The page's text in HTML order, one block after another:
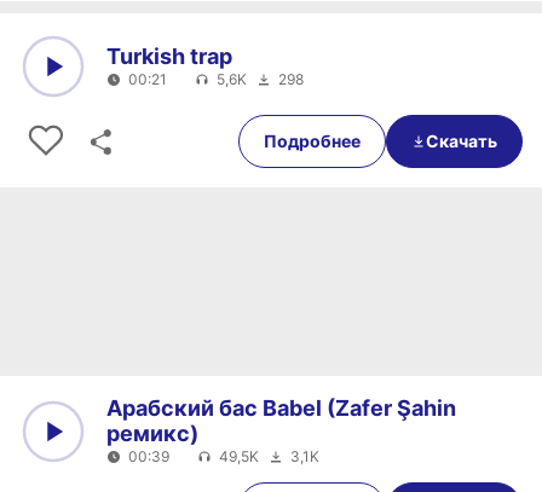
00:21
Turkish trap
00:21 5,6K 298
Подробнее Скачать
00:39
Арабский бас Babel (Zafer Şahin
ремикс)
00:39 49,5K 3,1K